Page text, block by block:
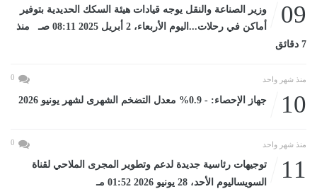
09
وزير الصناعة والنقل يوجه قيادات هيئة السكك الحديدية بتوفير
أماكن في رحلات...اليوم الأربعاء، 2 أبريل 2025 08:11 صـ منذ
7 دقائق
منذ شهر واحد 0
10 جهاز الإحصاء: - 0.9% معدل التضخم الشهرى لشهر يونيو 2026
منذ شهر واحد 0
11
توجيهات رئاسية جديدة لدعم وتطوير المجرى الملاحي لقناة
السويساليوم الأحد، 28 يونيو 2026 01:52 مـ